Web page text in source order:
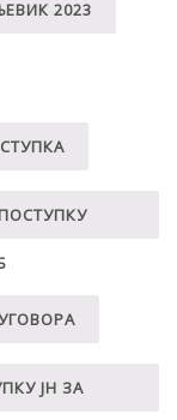
2023
ЈН ЗА